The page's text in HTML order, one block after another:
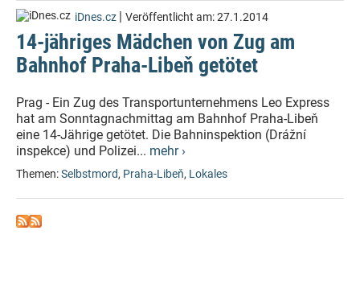
iDnes.cz | Veröffentlicht am:27.1.2014
14-jähriges Mädchen von Zug am
Bahnhof Praha-Libeň getötet
Prag - Ein Zug des Transportunternehmens Leo Express
hat am Sonntagnachmittag am Bahnhof Praha-Libeň
eine 14-Jährige getötet. Die Bahninspektion (Drážní
inspekce) und Polizei... mehr ›
Themen:Selbstmord, Praha-Libeň, Lokales